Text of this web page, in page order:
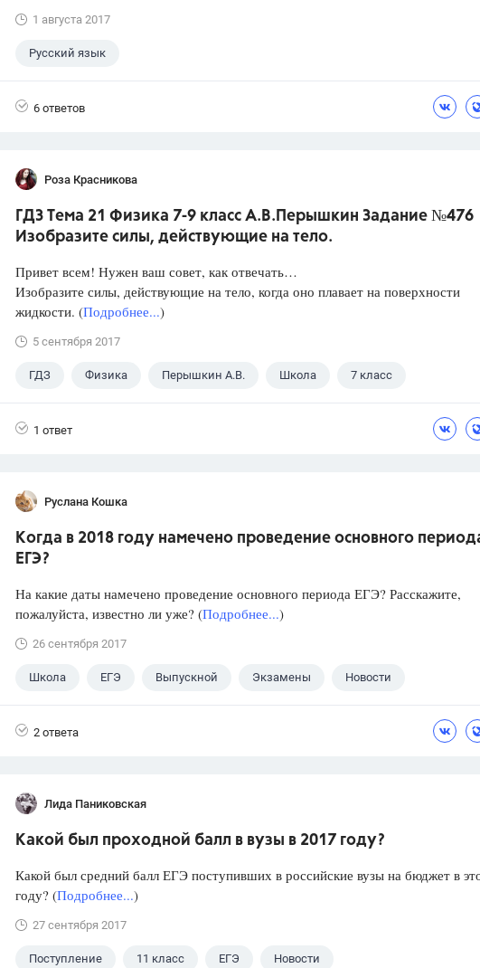
1 августа 2017
Русский язык
6 ответов
Роза Красникова
ГДЗ Тема 21 Физика 7-9 класс А.В.Перышкин Задание №476
Изобразите силы, действующие на тело.
Привет всем! Нужен ваш совет, как отвечать…
Изобразите силы, действующие на тело, когда оно плавает на поверхности
жидкости. (Подробнее...)
5 сентября 2017
ГДЗ Физика Перышкин А.В. Школа 7 класс
1 ответ
Руслана Кошка
Когда в 2018 году намечено проведение основного
ЕГЭ?
На какие даты намечено проведение основного периода ЕГЭ? Расскажите,
пожалуйста, известно ли уже? (Подробнее...)
26 сентября 2017
Школа ЕГЭ Выпускной Экзамены Новости
2 ответа
Лида Паниковская
Какой был проходной балл в вузы в 2017 году?
Какой был средний балл ЕГЭ поступивших в российские вузы на бюджет в
году? (Подробнее...)
27 сентября 2017
Поступление 11 класс ЕГЭ Новости